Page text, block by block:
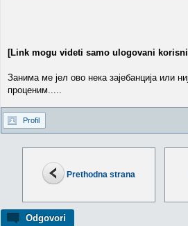
Prethodna strana
Odgovori
[Link mogu videti samo ulogovani
Занима ме јел ово нека зајебанција или
проценим.....
Profil